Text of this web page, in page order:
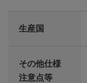
生産国
その他仕様
注意点等